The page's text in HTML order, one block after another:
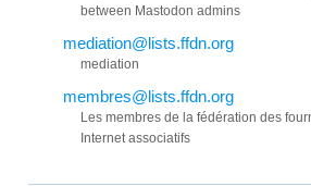
between Mastodon admins
mediation@lists.ffdn.org
mediation
membres@lists.ffdn.org
Les membres de la fédération des
Internet associatifs